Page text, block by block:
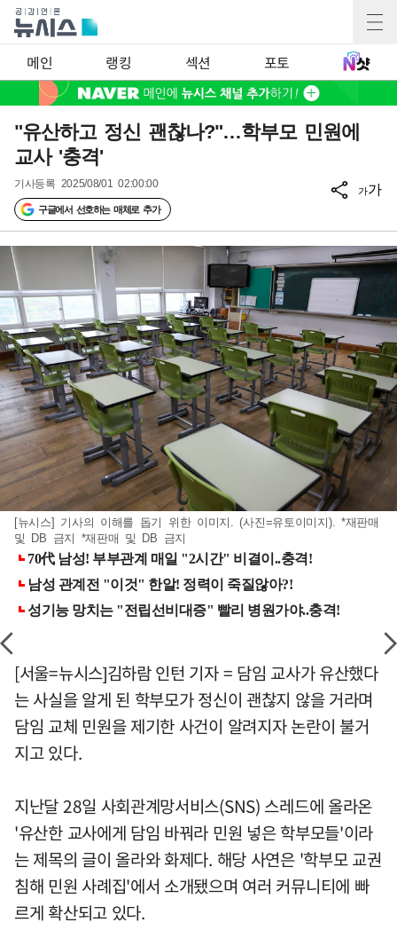
메인 랭킹 섹션 포토
"유산하고 정신 괜찮나?"…학부모 민원에
교사 '충격'
기사등록 2025/08/01 02:00:00
구글에서 선호하는 매체로 추가
가가
[뉴시스] 기사의 이해를 돕기 위한 이미지. (사진=유토이미지). *재판매
및 DB 금지 *재판매 및 DB 금지
[서울=뉴시스]김하람 인턴 기자 = 담임 교사가 유산했다
는 사실을 알게 된 학부모가 정신이 괜찮지 않을 거라며
담임 교체 민원을 제기한 사건이 알려지자 논란이 불거
지고 있다.
지난달 28일 사회관계망서비스(SNS) 스레드에 올라온
'유산한 교사에게 담임 바꿔라 민원 넣은 학부모들'이라
는 제목의 글이 올라와 화제다. 해당 사연은 '학부모 교권
침해 민원 사례집'에서 소개됐으며 여러 커뮤니티에 빠
르게 확산되고 있다.